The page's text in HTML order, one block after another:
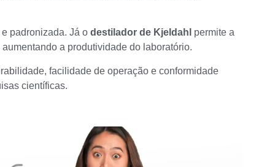
padronizada. Já o destilador de Kjeldahl permite a
a produtividade do laboratório.
facilidade de operação e conformidade
científicas.